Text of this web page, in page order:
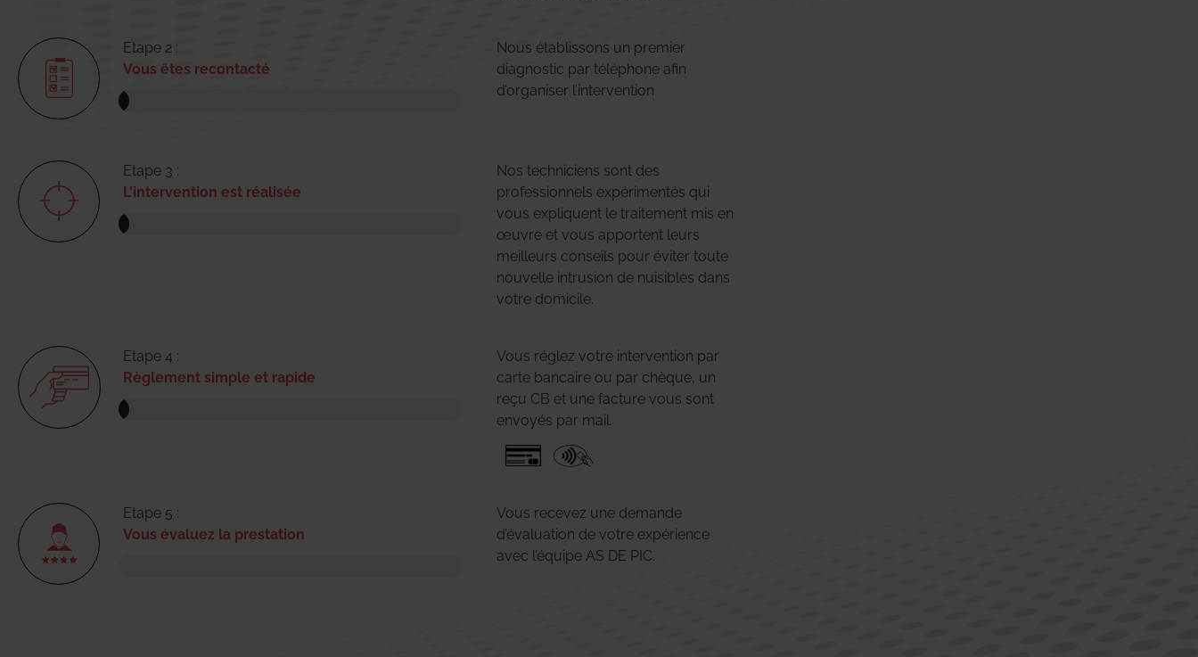
Etape 2 :
Vous êtes recontacté
Nous établissons un premier
diagnostic par téléphone afin
d’organiser l’intervention
Etape 3 :
L'intervention est réalisée
Nos techniciens sont des
professionnels expérimentés qui
vous expliquent le traitement mis en
œuvre et vous apportent leurs
meilleurs conseils pour éviter toute
nouvelle intrusion de nuisibles dans
votre domicile.
Etape 4 :
Règlement simple et rapide
Vous réglez votre intervention par
carte bancaire ou par chèque, un
reçu CB et une facture vous sont
envoyés par mail.
Etape 5 :
Vous évaluez la prestation
Vous recevez une demande
d’évaluation de votre expérience
avec l’équipe AS DE PIC.